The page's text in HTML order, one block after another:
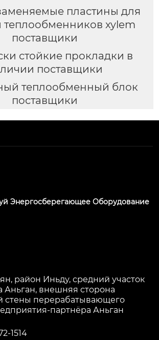
пластины для
теплообменников xylem
поставщики
стойкие прокладки в
поставщики
теплообменный блок
поставщики
Энергосберегающее Оборудование
район Иньду, средний участок
Аньган, внешняя сторона
стены перерабатывающего
партнёра Аньган
1514